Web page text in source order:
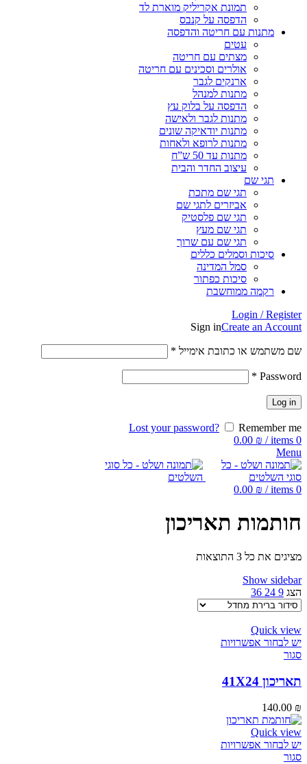
תמונת אקריליק מוארת לד
הדפסה על קנבס
מתנות עם חריטה והדפסה
עטים
מצתים עם חריטה
אולרים וסכינים עם חריטה
ארנקים לגבר
מתנות למנהל
הדפסה על בלוק עץ
מתנות לגבר ולאישה
מתנות יודאיקה שונים
מתנות לרופא ולאחות
מתנות עד 50 ש”ח
עיצוב החדר והבית
תגי שם
תגי שם מתכת
אביזרים לתגי שם
תגי שם פלסטיק
תגי שם מעץ
תגי שם עם שרוך
סיכות וסמלים כללים
סמל המדינה
סיכות כפתור
רקמה ממוחשבת
Login / Register
Sign inCreate an Account
שם משתמש או כתובת אימייל *
Password
*
Log in
Lost your password?
Remember me
0
items
/
0.00 ₪
Menu
0
items
/
0.00 ₪
חותמות תאריכון
מציגים את כל ⁦3⁩ התוצאות
Show sidebar
הצג 9
24
36
Quick view
יש לבחור אפשרויות
סגור
תאריכון 41X24
140.00 ₪
Quick view
יש לבחור אפשרויות
סגור